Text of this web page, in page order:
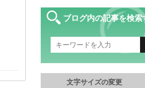
ブログ内の記事を検索
文字サイズの変更